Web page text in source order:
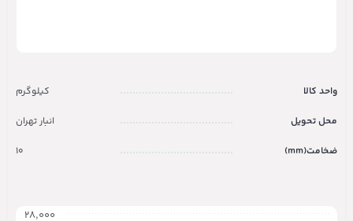
واحد کالا
کیلوگرم
محل تحویل
انبار تهران
ضخامت(mm)
10
۲۸,۰۰۰